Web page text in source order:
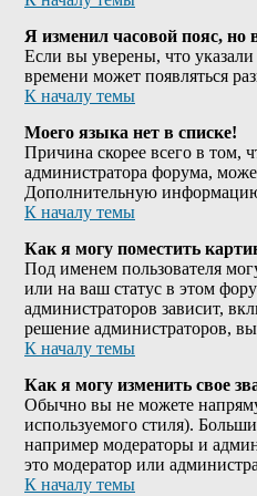
Я изменил часовой пояс, но
Если вы уверены, что
времени может появляться
К началу темы
Моего языка нет в списке!
Причина скорее всего в том,
администратора форума,
Дополнительную
К началу темы
Как я могу поместить
Под именем пользователя
или на ваш статус в этом
администраторов зависит,
решение администраторов,
К началу темы
Как я могу изменить свое
Обычно вы не можете
используемого стиля).
например модераторы и
это модератор или
К началу темы